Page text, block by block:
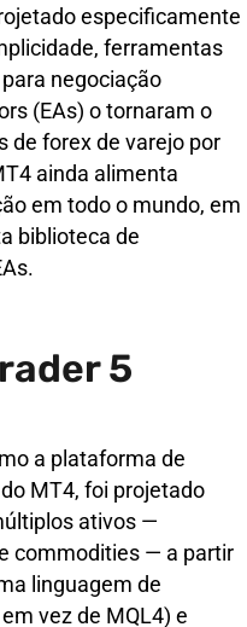
especificamente
ferramentas
negociação
(EAs) o tornaram o
de forex de varejo por
ainda alimenta
em todo o mundo, em
biblioteca de
5
a plataforma de
MT4, foi projetado
ativos —
commodities — a partir
linguagem de
vez de MQL4) e